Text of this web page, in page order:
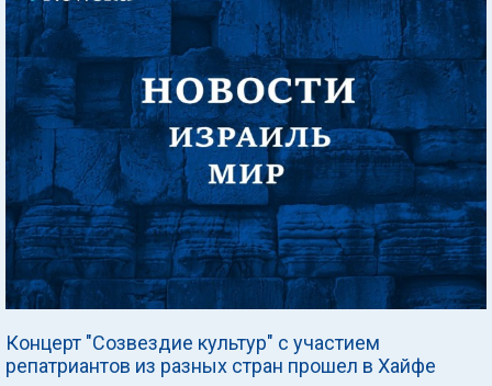
Концерт "Созвездие культур" с участием
репатриантов из разных стран прошел в Хайфе